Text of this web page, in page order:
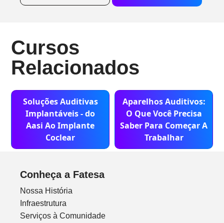
Cursos
Relacionados
Soluções Auditivas
Implantáveis - do
Aasi Ao Implante
Coclear
Aparelhos Auditivos:
O Que Você Precisa
Saber Para Começar A
Trabalhar
Conheça a Fatesa
Nossa História
Infraestrutura
Serviços à Comunidade